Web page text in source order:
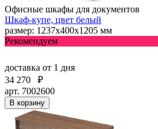
Офисные шкафы для документов
Шкаф-купе, цвет белый
размер: 1237х400х1205 мм
Рекомендуем
доставка от 1 дня
34 270
₽
арт. 7002600
В корзину